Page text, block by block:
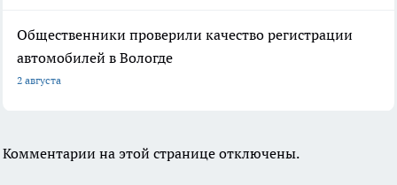
Общественники проверили качество регистрации
автомобилей в Вологде
2 августа
Комментарии на этой странице отключены.